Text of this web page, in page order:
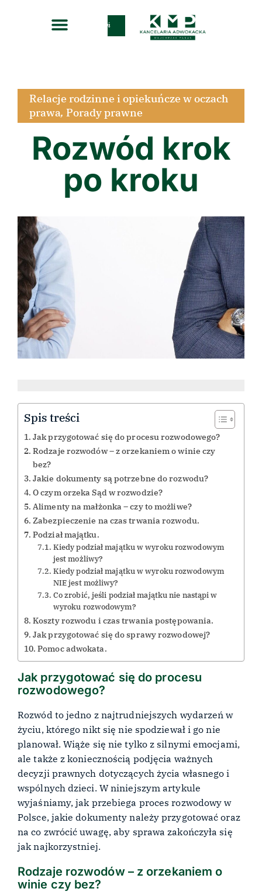
Zadzwoń
Relacje rodzinne i opiekuńcze w oczach
prawa, Porady prawne
Rozwód krok
po kroku
Spis treści
Jak przygotować się do procesu rozwodowego?
Rodzaje rozwodów – z orzekaniem o winie czy
bez?
Jakie dokumenty są potrzebne do rozwodu?
O czym orzeka Sąd w rozwodzie?
Alimenty na małżonka – czy to możliwe?
Zabezpieczenie na czas trwania rozwodu.
Podział majątku.
Kiedy podział majątku w wyroku rozwodowym
jest możliwy?
Kiedy podział majątku w wyroku rozwodowym
NIE jest możliwy?
Co zrobić, jeśli podział majątku nie nastąpi w
wyroku rozwodowym?
Koszty rozwodu i czas trwania postępowania.
Jak przygotować się do sprawy rozwodowej?
Pomoc adwokata.
Jak przygotować się do procesu
rozwodowego?
Rozwód to jedno z najtrudniejszych wydarzeń w
życiu, którego nikt się nie spodziewał i go nie
planował. Wiąże się nie tylko z silnymi emocjami,
ale także z koniecznością podjęcia ważnych
decyzji prawnych dotyczących życia własnego i
wspólnych dzieci. W niniejszym artykule
wyjaśniamy, jak przebiega proces rozwodowy w
Polsce, jakie dokumenty należy przygotować oraz
na co zwrócić uwagę, aby sprawa zakończyła się
jak najkorzystniej.
Rodzaje rozwodów – z orzekaniem o
winie czy bez?